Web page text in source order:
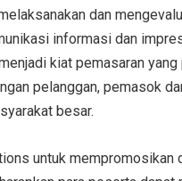
dan
informasi dan
kiat pemasaran yang
pelanggan, pemasok
besar.
untuk mempromosikan